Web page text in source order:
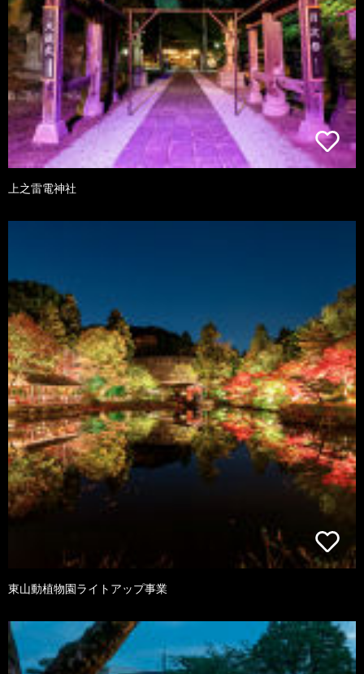
上之雷電神社
東山動植物園ライトアップ事業